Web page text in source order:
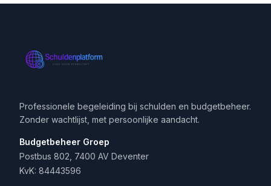
Professionele begeleiding bij schulden en budgetbeheer.
Zonder wachtlijst, met persoonlijke aandacht.
Budgetbeheer Groep
Postbus 802, 7400 AV Deventer
KvK: 84443596